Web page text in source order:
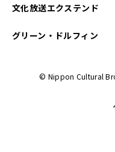
文化放送エクステンド
グリーン・ドルフィン
© Nippon Cultural